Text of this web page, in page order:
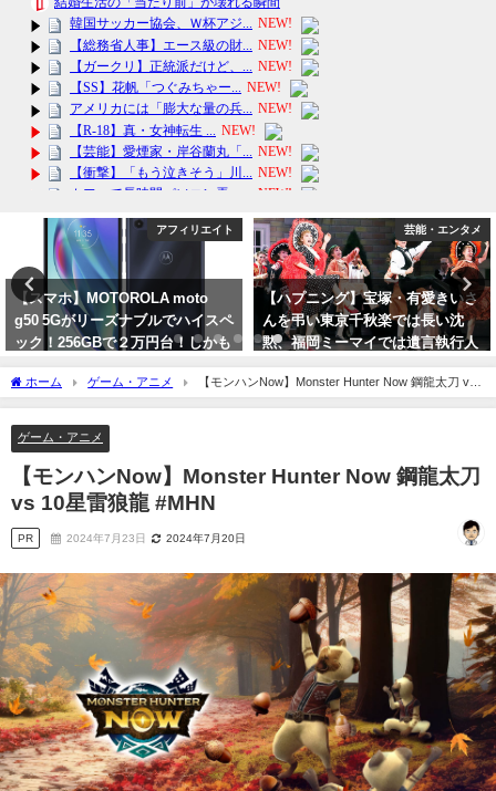
芸能・エンタメ
【ハプニング】宝塚・有愛きいさ
んを弔い東京千秋楽では長い沈
黙、福岡ミーマイでは遺言執行人
が登場
アフィリエイト
【食べ比べ】すき家・なか卯 バラ
エティー5種7袋セットでご自宅で
楽しむ絶品丼メニューの魅力と
は？非常食にも送料無料！
ホーム ゲーム・アニメ
【モンハンNow】Monster Hunter Now 鋼龍太刀 vs
10星雷狼龍 #MHN
ゲーム・アニメ
【モンハンNow】Monster Hunter Now 鋼龍太刀
vs 10星雷狼龍 #MHN
PR 2024年7月23日 2024年7月20日